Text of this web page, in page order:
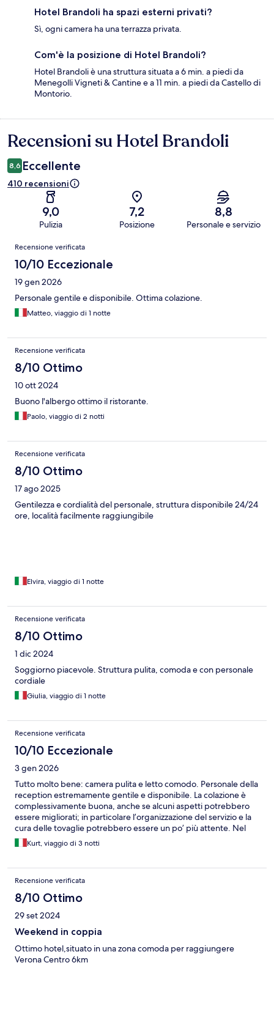
Hotel Brandoli ha spazi esterni privati?
Sì, ogni camera ha una terrazza privata.
Com'è la posizione di Hotel Brandoli?
Hotel Brandoli è una struttura situata a 6 min. a piedi da
Menegolli Vigneti & Cantine e a 11 min. a piedi da Castello di
Montorio.
Recensioni
Recensioni su Hotel Brandoli
8,6 Eccellente
410 recensioni
9,0
Pulizia
7,2
Posizione
8,8
Personale e servizio
Recensioni
Recensione verificata
10/10 Eccezionale
19 gen 2026
Personale gentile e disponibile. Ottima colazione.
Matteo, viaggio di 1 notte
Recensione verificata
8/10 Ottimo
10 ott 2024
Buono l'albergo ottimo il ristorante.
Paolo, viaggio di 2 notti
Recensione verificata
8/10 Ottimo
17 ago 2025
Gentilezza e cordialità del personale, struttura disponibile 24/24
ore, località facilmente raggiungibile
Elvira, viaggio di 1 notte
Recensione verificata
8/10 Ottimo
1 dic 2024
Soggiorno piacevole. Struttura pulita, comoda e con personale
cordiale
Giulia, viaggio di 1 notte
Recensione verificata
10/10 Eccezionale
3 gen 2026
Tutto molto bene: camera pulita e letto comodo. Personale della
reception estremamente gentile e disponibile. La colazione è
complessivamente buona, anche se alcuni aspetti potrebbero
essere migliorati; in particolare l’organizzazione del servizio e la
cura delle tovaglie potrebbero essere un po’ più attente. Nel
complesso, comunque, un soggiorno piacevole.
Kurt, viaggio di 3 notti
Recensione verificata
8/10 Ottimo
29 set 2024
Weekend in coppia
Ottimo hotel,situato in una zona comoda per raggiungere
Verona Centro 6km